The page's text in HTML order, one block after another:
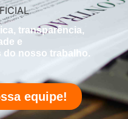
transparência,
e
do nosso trabalho.
equipe!